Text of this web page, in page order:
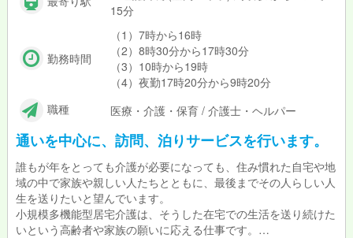
15分
勤務時間
（1）7時から16時
（2）8時30分から17時30分
（3）10時から19時
（4）夜勤17時20分から9時20分
職種
医療・介護・保育 / 介護士・ヘルパー
通いを中心に、訪問、泊りサービスを行います。
誰もが年をとっても介護が必要になっても、住み慣れた自宅や地
域の中で家族や親しい人たちとともに、最後までその人らしい人
生を送りたいと望んでいます。
小規模多機能型居宅介護は、そうした在宅での生活を送り続けた
いという高齢者や家族の願いに応える仕事です。